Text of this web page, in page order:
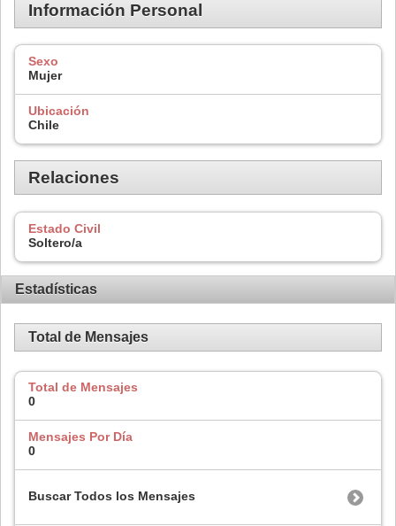
Información Personal
Sexo
Mujer
Ubicación
Chile
Relaciones
Estado Civil
Soltero/a
Estadísticas
Total de Mensajes
Total de Mensajes
0
Mensajes Por Día
0
Buscar Todos los Mensajes